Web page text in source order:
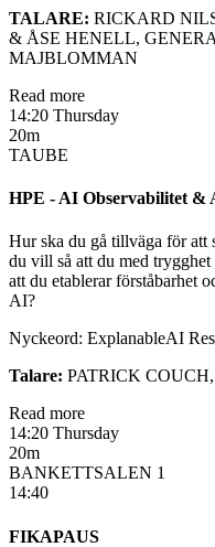
TALARE: RICKARD
& ÅSE HENELL,
MAJBLOMMAN
Read more
14:20 Thursday
20m
TAUBE
HPE - AI Observabilitet &
Hur ska du gå tillväga för att
du vill så att du med
att du etablerar förståbarhet
AI?
Nyckeord: ExplanableAI
Talare: PATRICK
Read more
14:20 Thursday
20m
BANKETTSALEN 1
14:40
FIKAPAUS